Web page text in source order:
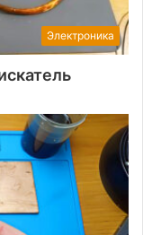
Электроника